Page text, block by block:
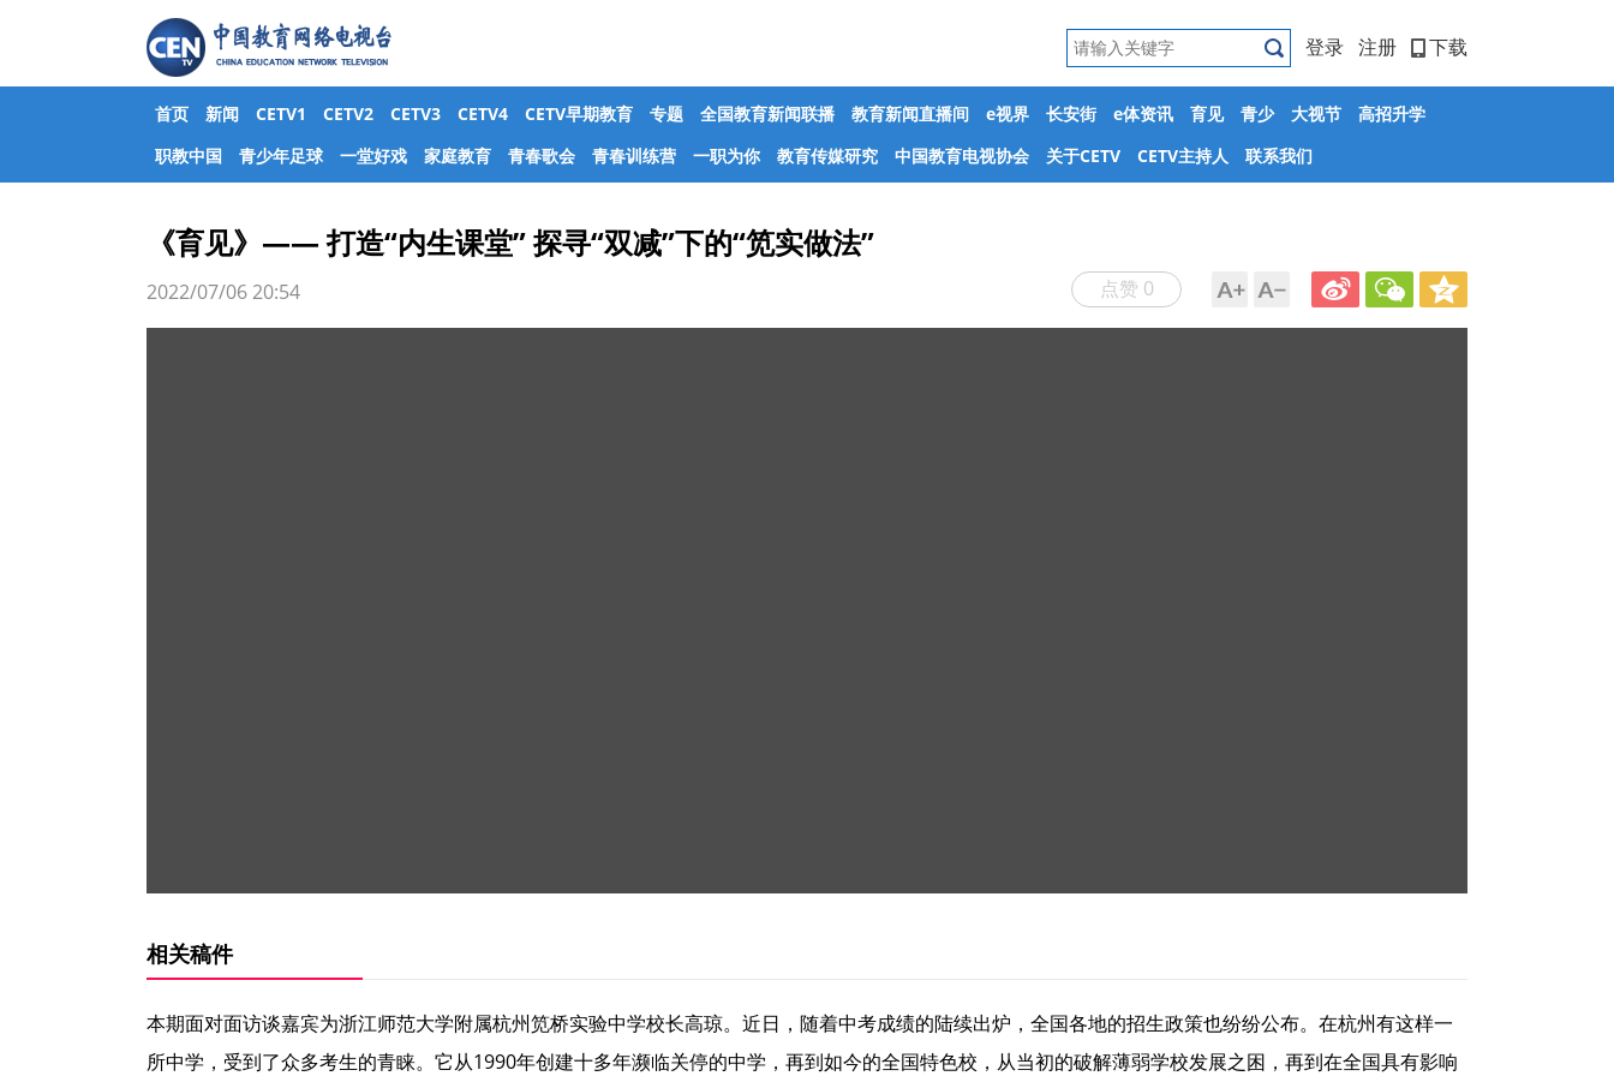
登录 注册 下载
首页 新闻 CETV1 CETV2 CETV3 CETV4 CETV早期教育 专题 全国教育新闻联播 教育新闻直播间 e视界 长安街 e体资讯 育见 青少 大视节
高招升学
职教中国
青少年足球 一堂好戏 家庭教育 青春歌会 青春训练营 一职为你 教育传媒研究 中国教育电视协会 关于CETV CETV主持人 联系我们
《育见》—— 打造“内生课堂” 探寻“双减”下的“笕实做法”
点赞 0
2022/07/06 20:54
相关稿件
本期面对面访谈嘉宾为浙江师范大学附属杭州笕桥实验中学校长高琼。近日，随着中考成绩的陆续出炉，全国各地的招生政策也纷纷公布。在杭州有这样一
所中学，受到了众多考生的青睐。它从1990年创建十多年濒临关停的中学，再到如今的全国特色校，从当初的破解薄弱学校发展之困，再到在全国具有影响